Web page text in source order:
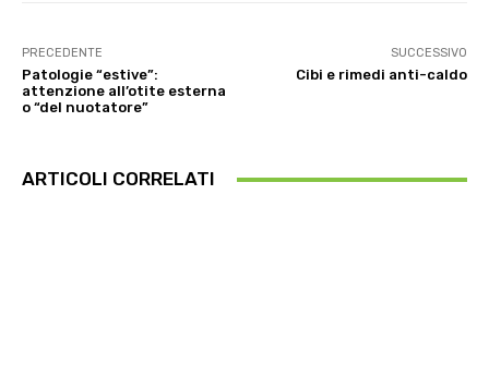
PRECEDENTE
Patologie “estive”:
attenzione all’otite esterna
o “del nuotatore”
SUCCESSIVO
Cibi e rimedi anti-caldo
ARTICOLI CORRELATI